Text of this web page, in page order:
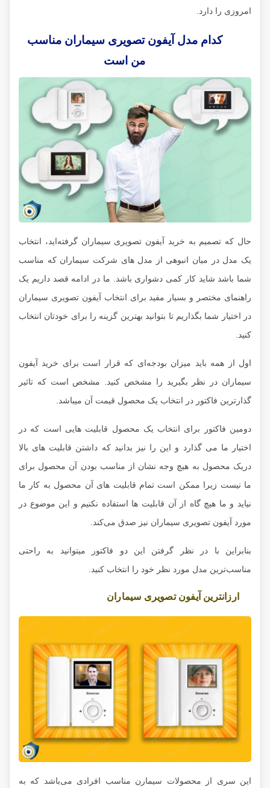
امروزی را دارد.
کدام مدل آیفون تصویری سیماران مناسب
من است
حال که تصمیم به خرید آیفون تصویری سیماران گرفته‌اید، انتخاب
یک مدل در میان انبوهی از مدل های شرکت سیماران که مناسب
شما باشد شاید کار کمی دشواری باشد. ما در ادامه قصد داریم یک
راهنمای مختصر و بسیار مفید برای انتخاب آیفون تصویری سیماران
در اختیار شما بگذاریم تا بتوانید بهترین گزینه را برای خودتان انتخاب
کنید.
اول از همه باید میزان بودجه‌ای که قرار است برای خرید آیفون
سیماران در نظر بگیرید را مشخص کنید. مشخص است که تاثیر
گذارترین فاکتور در انتخاب یک محصول قیمت آن میباشد.
دومین فاکتور برای انتخاب یک محصول قابلیت هایی است که در
اختیار ما می گذارد و این را نیز بدانید که داشتن قابلیت های بالا
دریک محصول به هیچ وجه نشان از مناسب بودن آن محصول برای
ما نیست زیرا ممکن است تمام قابلیت های آن محصول به کار ما
نیاید و ما هیچ گاه از آن قابلیت ها استفاده نکنیم و این موضوع در
مورد آیفون تصویری سیماران نیز صدق می‌کند.
بنابراین با در نظر گرفتن این دو فاکتور میتوانید به راحتی
مناسب‌ترین مدل مورد نظر خود را انتخاب کنید.
ارزانترین آیفون تصویری سیماران
این سری از محصولات سیمارن مناسب افرادی می‌باشد که به